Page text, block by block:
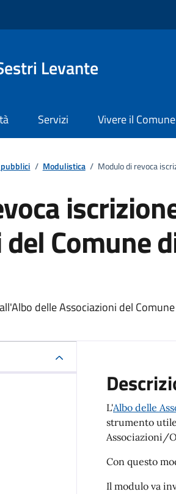
Levante
Servizi Vivere il Comune
/ Modulistica / Modulo di revoca
Comune
delle Associazioni del
L'Albo delle
strumento
Associazioni/
Con questo
Il modulo va